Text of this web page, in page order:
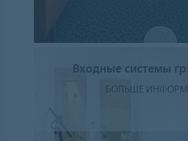
Входные системы
БОЛЬШЕ